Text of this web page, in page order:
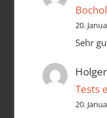
20.
Sehr
Tests
20.